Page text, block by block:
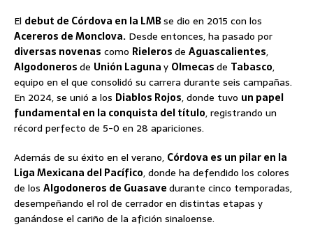
El debut de Córdova en la LMBse dio en 2015 con los
Acereros de Monclova. Desde entonces, ha pasado por
diversas novenas como Rielerosde Aguascalientes,
Algodonerosde Unión Lagunay Olmecasde Tabasco,
equipo en el que consolidó su carrera durante seis campañas.
En 2024, se unió a los Diablos Rojos, donde tuvo un papel
fundamental en la conquista del título, registrando un
récord perfecto de 5-0 en 28 apariciones.
Además de su éxito en el verano, Córdova es un pilar en la
Liga Mexicana del Pacífico, donde ha defendido los colores
de los Algodoneros de Guasavedurante cinco temporadas,
desempeñando el rol de cerrador en distintas etapas y
ganándose el cariño de la afición sinaloense.